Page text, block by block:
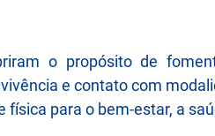
o propósito de
e contato com
física para o bem-estar, a